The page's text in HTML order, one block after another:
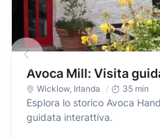
Avoca Mill: Visita
Wicklow, Irlanda 35 min
Esplora lo storico Avoca
guidata interattiva.